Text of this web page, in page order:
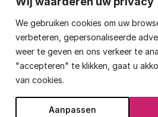
We gebruiken cookies om uw
verbeteren, gepersonaliseerde
weer te geven en ons verkeer te
"accepteren" te klikken, gaat u
van cookies.
Aanpassen